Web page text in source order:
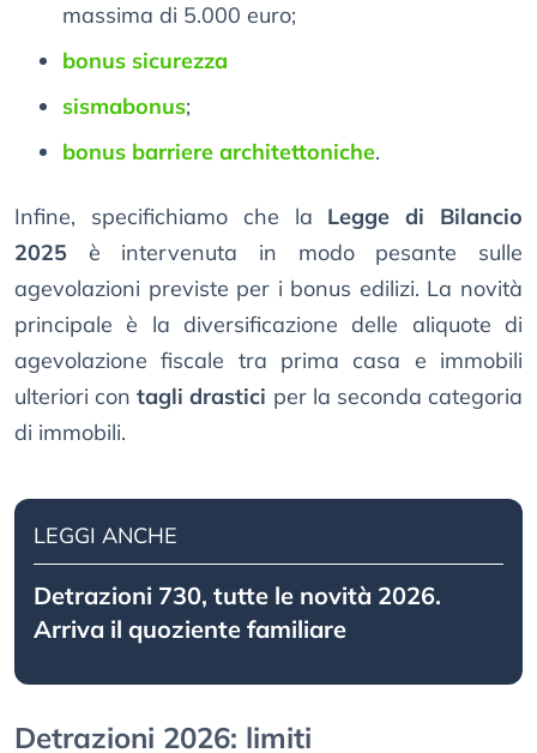
massima di 5.000 euro;
bonus sicurezza
sismabonus;
bonus barriere architettoniche.
Infine, specifichiamo che la Legge di Bilancio
2025 è intervenuta in modo pesante sulle
agevolazioni previste per i bonus edilizi. La novità
principale è la diversificazione delle aliquote di
agevolazione fiscale tra prima casa e immobili
ulteriori contagli drastici per la seconda categoria
di immobili.
LEGGI ANCHE
Detrazioni 730, tutte le novità 2026.
Arriva il quoziente familiare
Detrazioni 2026: limiti